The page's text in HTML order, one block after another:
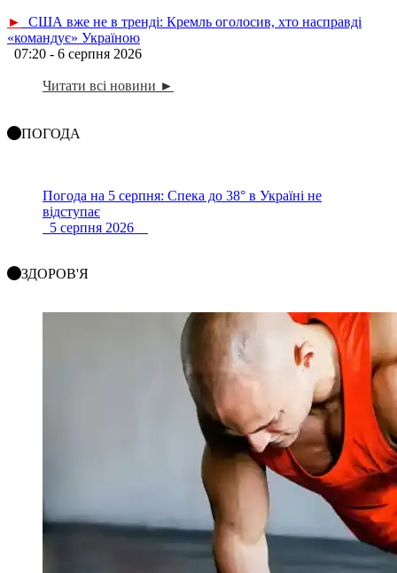
►
США вже не в тренді: Кремль оголосив, хто насправді
«командує» Україною
07:20 - 6 серпня 2026
Читати всі новини ►
ПОГОДА
Погода на 5 серпня: Спека до 38° в Україні не
відступає
5 серпня 2026
ЗДОРОВ'Я